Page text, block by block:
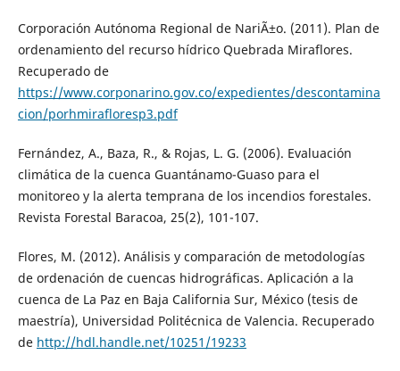
Corporación Autónoma Regional de NariÃ±o. (2011). Plan de
ordenamiento del recurso hídrico Quebrada Miraflores.
Recuperado de
https://www.corponarino.gov.co/expedientes/descontamina
cion/porhmirafloresp3.pdf
Fernández, A., Baza, R., & Rojas, L. G. (2006). Evaluación
climática de la cuenca Guantánamo-Guaso para el
monitoreo y la alerta temprana de los incendios forestales.
Revista Forestal Baracoa, 25(2), 101-107.
Flores, M. (2012). Análisis y comparación de metodologías
de ordenación de cuencas hidrográficas. Aplicación a la
cuenca de La Paz en Baja California Sur, México (tesis de
maestría), Universidad Politécnica de Valencia. Recuperado
de http://hdl.handle.net/10251/19233